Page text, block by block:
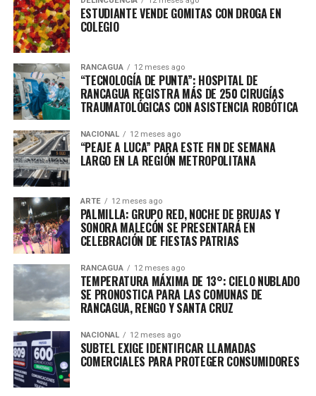
ESTUDIANTE VENDE GOMITAS CON DROGA EN
COLEGIO
RANCAGUA 12 meses ago
“TECNOLOGÍA DE PUNTA”: HOSPITAL DE
RANCAGUA REGISTRA MÁS DE 250 CIRUGÍAS
TRAUMATOLÓGICAS CON ASISTENCIA ROBÓTICA
NACIONAL 12 meses ago
“PEAJE A LUCA” PARA ESTE FIN DE SEMANA
LARGO EN LA REGIÓN METROPOLITANA
ARTE 12 meses ago
PALMILLA: GRUPO RED, NOCHE DE BRUJAS Y
SONORA MALECÓN SE PRESENTARÁ EN
CELEBRACIÓN DE FIESTAS PATRIAS
RANCAGUA 12 meses ago
TEMPERATURA MÁXIMA DE 13°: CIELO NUBLADO
SE PRONOSTICA PARA LAS COMUNAS DE
RANCAGUA, RENGO Y SANTA CRUZ
NACIONAL 12 meses ago
SUBTEL EXIGE IDENTIFICAR LLAMADAS
COMERCIALES PARA PROTEGER CONSUMIDORES